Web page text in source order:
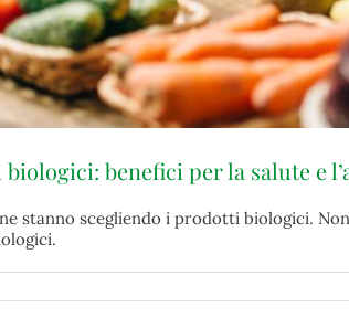
benefici per la salute e
stanno scegliendo i prodotti biologici.